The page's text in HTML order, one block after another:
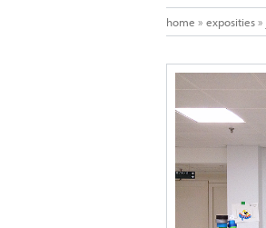
home » exposities»